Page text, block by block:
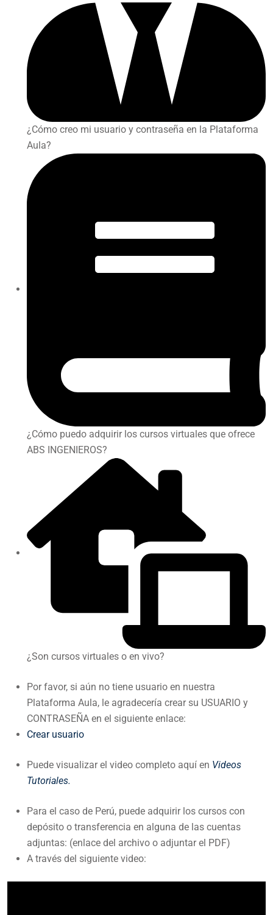
¿Cómo creo mi usuario y contraseña en la Plataforma
Aula?
¿Cómo puedo adquirir los cursos virtuales que ofrece
ABS INGENIEROS?
¿Son cursos virtuales o en vivo?
Por favor, si aún no tiene usuario en nuestra
Plataforma Aula, le agradecería crear su USUARIO y
CONTRASEÑA en el siguiente enlace:
Crear usuario
Puede visualizar el video completo aquí en Videos
Tutoriales.
Para el caso de Perú, puede adquirir los cursos con
depósito o transferencia en alguna de las cuentas
adjuntas: (enlace del archivo o adjuntar el PDF)
A través del siguiente video: